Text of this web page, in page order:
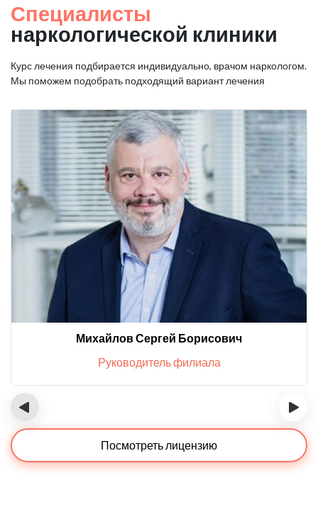
Специалисты
наркологической клиники
Курс лечения подбирается индивидуально, врачом наркологом.
Мы поможем подобрать подходящий вариант лечения
Михайлов Сергей Борисович
Руководитель филиала
‹ ›
Посмотреть лицензию